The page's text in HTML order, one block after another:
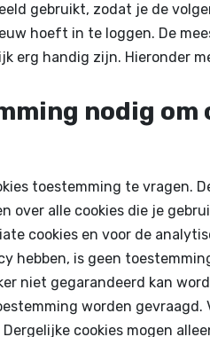
gebruikt, zodat je de
hoeft in te loggen. De
erg handig zijn. Hieronder
nodig om
toestemming te vragen.
over alle cookies die je
cookies en voor de
hebben, is geen
niet gegarandeerd kan
worden gevraagd.
cookies mogen